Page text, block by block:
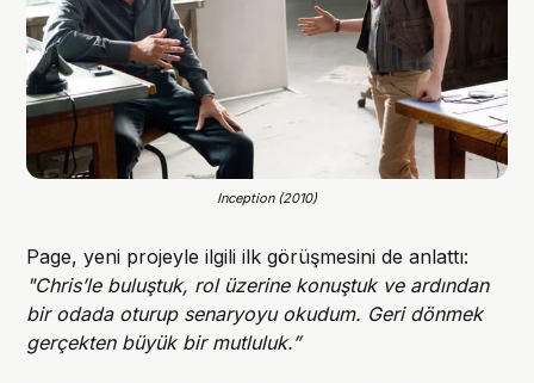
Inception (2010)
Page, yeni projeyle ilgili ilk görüşmesini de anlattı:
"Chris’le buluştuk, rol üzerine konuştuk ve ardından
bir odada oturup senaryoyu okudum. Geri dönmek
gerçekten büyük bir mutluluk.”